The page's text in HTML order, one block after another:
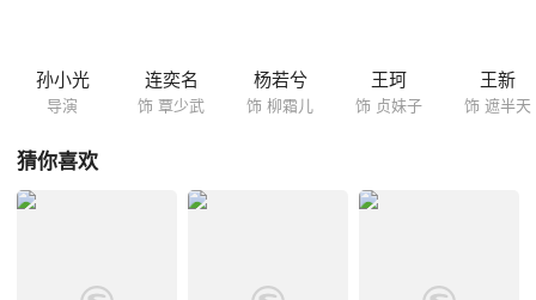
孙小光
导演
连奕名
饰 覃少武
杨若兮
饰 柳霜儿
王珂
饰 贞妹子
王新
饰 遮半天
猜你喜欢